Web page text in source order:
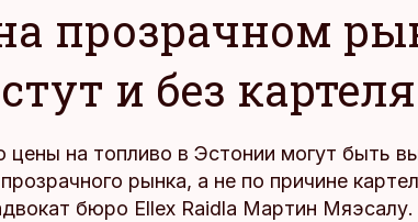
прозрачном
и без картеля
цены на топливо в Эстонии могут быть
рынка, а не по причине
бюро Ellex Raidla Мартин Мяэсалу.